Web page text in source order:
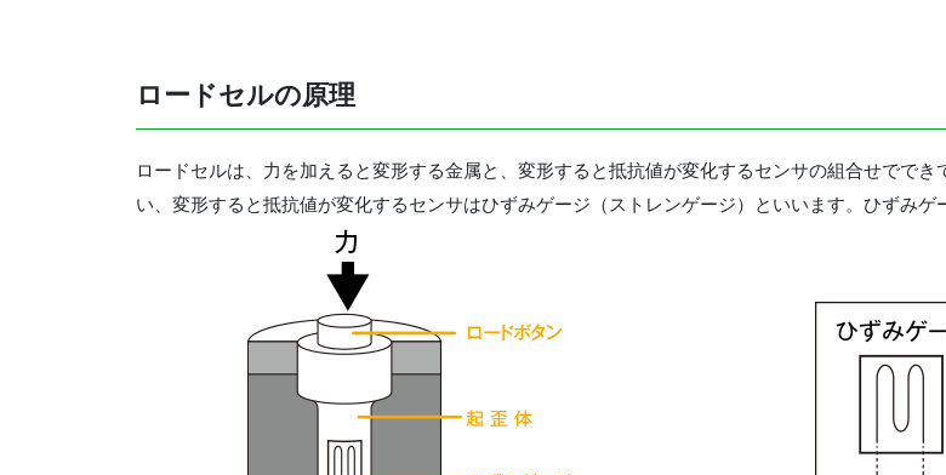
ロードセルの原理
ロードセルは、力を加えると変形する金属と、変形すると抵抗値が変化するセンサの組合せでで
い、変形すると抵抗値が変化するセンサはひずみゲージ（ストレンゲージ）といいます。ひずみゲ